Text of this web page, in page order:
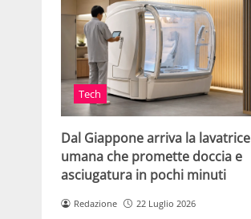
Tech
Dal Giappone arriva la lavatrice
umana che promette doccia e
asciugatura in pochi minuti
Redazione 22 Luglio 2026